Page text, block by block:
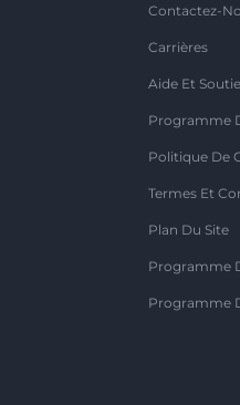
Contactez-
Carrières
Aide Et
Programme
Politique De
Termes Et
Plan Du Site
Programme
Programme